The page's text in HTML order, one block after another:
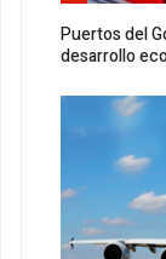
Puertos del
desarrollo